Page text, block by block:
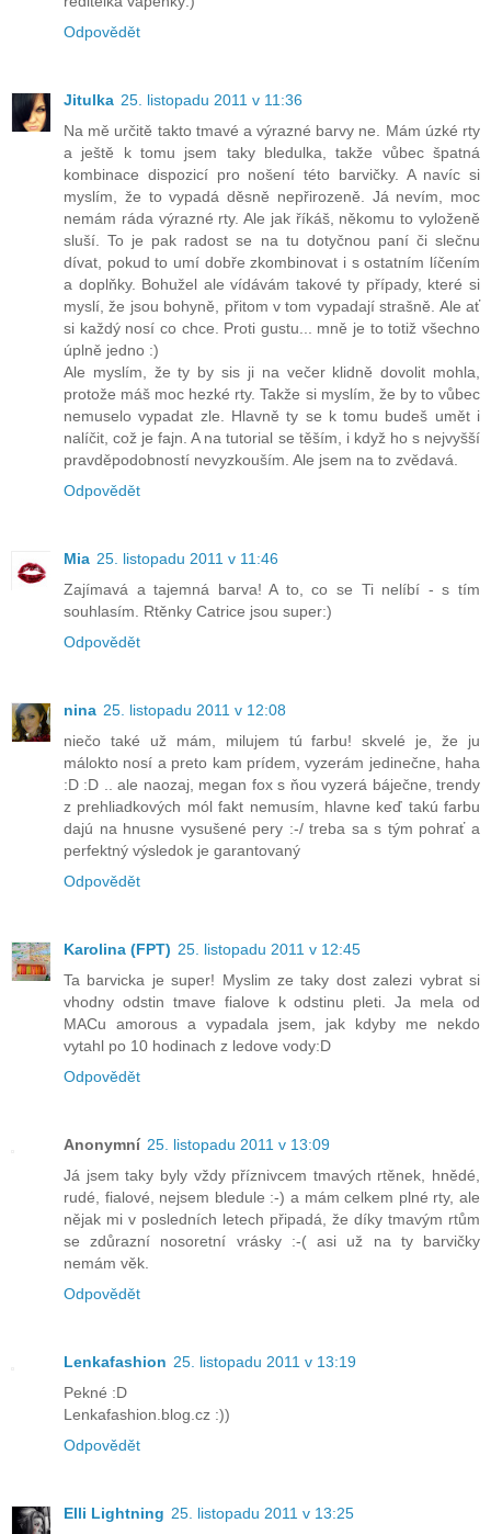
Odpovědět
Jitulka 25. listopadu 2011 v 11:36
Na mě určitě takto tmavé a výrazné barvy ne. Mám úzké rty
a ještě k tomu jsem taky bledulka, takže vůbec špatná
kombinace dispozicí pro nošení této barvičky. A navíc si
myslím, že to vypadá děsně nepřirozeně. Já nevím, moc
nemám ráda výrazné rty. Ale jak říkáš, někomu to vyloženě
sluší. To je pak radost se na tu dotyčnou paní či slečnu
dívat, pokud to umí dobře zkombinovat i s ostatním líčením
a doplňky. Bohužel ale vídávám takové ty případy, které si
myslí, že jsou bohyně, přitom v tom vypadají strašně. Ale ať
si každý nosí co chce. Proti gustu... mně je to totiž všechno
úplně jedno :)
Ale myslím, že ty by sis ji na večer klidně dovolit mohla,
protože máš moc hezké rty. Takže si myslím, že by to vůbec
nemuselo vypadat zle. Hlavně ty se k tomu budeš umět i
nalíčit, což je fajn. A na tutorial se těším, i když ho s nejvyšší
pravděpodobností nevyzkouším. Ale jsem na to zvědavá.
Odpovědět
Mia 25. listopadu 2011 v 11:46
Zajímavá a tajemná barva! A to, co se Ti nelíbí - s tím
souhlasím. Rtěnky Catrice jsou super:)
Odpovědět
nina 25. listopadu 2011 v 12:08
niečo také už mám, milujem tú farbu! skvelé je, že ju
málokto nosí a preto kam prídem, vyzerám jedinečne, haha
:D :D .. ale naozaj, megan fox s ňou vyzerá báječne, trendy
z prehliadkových mól fakt nemusím, hlavne keď takú farbu
dajú na hnusne vysušené pery :-/ treba sa s tým pohrať a
perfektný výsledok je garantovaný
Odpovědět
Karolina (FPT) 25. listopadu 2011 v 12:45
Ta barvicka je super! Myslim ze taky dost zalezi vybrat si
vhodny odstin tmave fialove k odstinu pleti. Ja mela od
MACu amorous a vypadala jsem, jak kdyby me nekdo
vytahl po 10 hodinach z ledove vody:D
Odpovědět
Anonymní 25. listopadu 2011 v 13:09
Já jsem taky byly vždy příznivcem tmavých rtěnek, hnědé,
rudé, fialové, nejsem bledule :-) a mám celkem plné rty, ale
nějak mi v posledních letech připadá, že díky tmavým rtům
se zdůrazní nosoretní vrásky :-( asi už na ty barvičky
nemám věk.
Odpovědět
Lenkafashion 25. listopadu 2011 v 13:19
Pekné :D
Lenkafashion.blog.cz :))
Odpovědět
Elli Lightning 25. listopadu 2011 v 13:25